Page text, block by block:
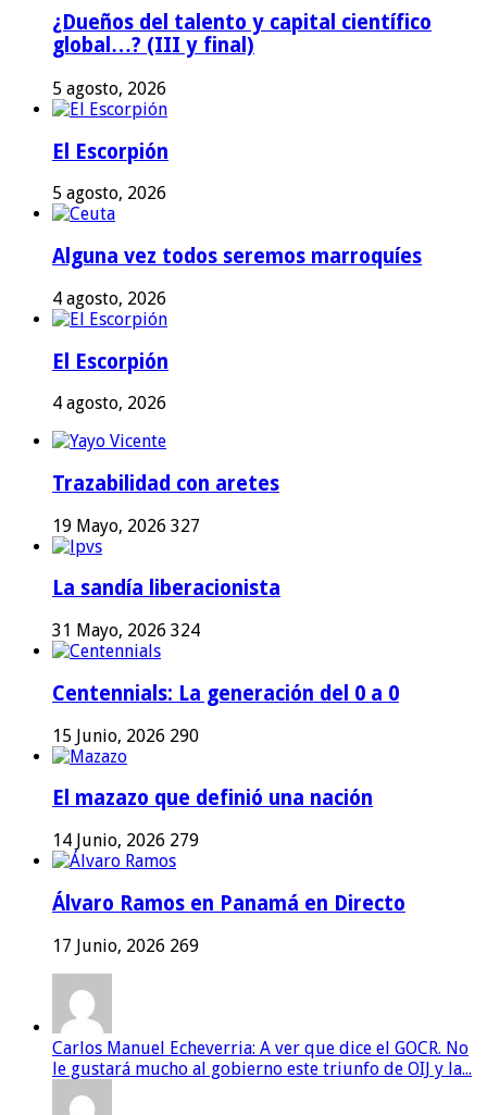
¿Dueños del talento y capital científico
global…? (III y final)
5 agosto, 2026
El Escorpión
5 agosto, 2026
Alguna vez todos seremos marroquíes
4 agosto, 2026
El Escorpión
4 agosto, 2026
Trazabilidad con aretes
19 Mayo, 2026 327
La sandía liberacionista
31 Mayo, 2026 324
Centennials: La generación del 0 a 0
15 Junio, 2026 290
El mazazo que definió una nación
14 Junio, 2026 279
Álvaro Ramos en Panamá en Directo
17 Junio, 2026 269
Carlos Manuel Echeverria: A ver que dice el GOCR. No
le gustará mucho al gobierno este triunfo de OIJ y la...